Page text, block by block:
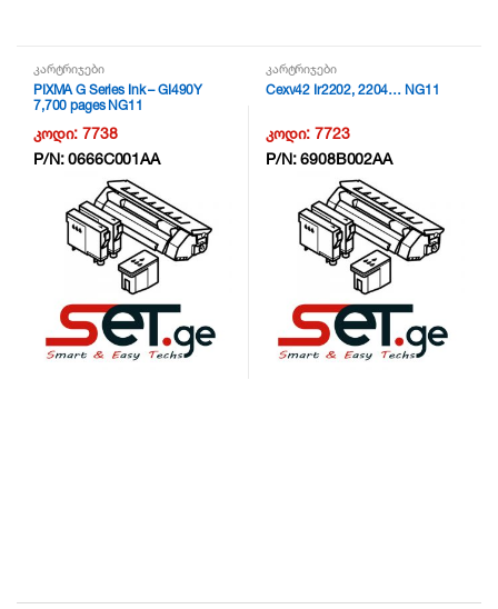
კარტრიჯები
PIXMA G Series Ink – GI490Y
7,700 pages NG11
კოდი:7738
P/N:0666C001AA
კარტრიჯები
Cexv42 Ir2202, 2204… NG11
კოდი:7723
P/N:6908B002AA